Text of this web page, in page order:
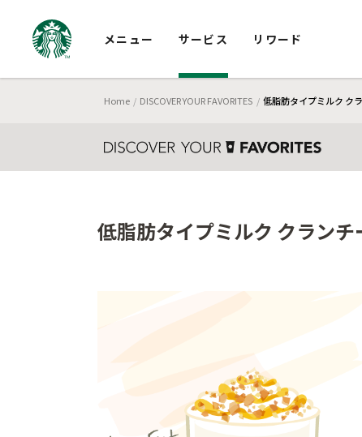
メニュー サービス リワード
Home DISCOVER YOUR FAVORITES 低脂肪タイプミルク ク
低脂肪タイプミルク クランチ